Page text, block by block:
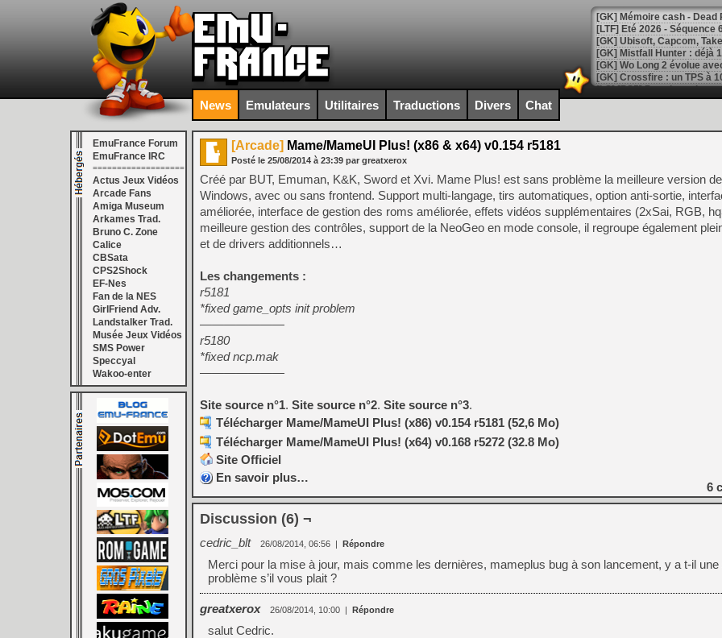
[LTF] Eté 2026 - Séquence
[GK] Mistfall Hunter : déjà
[GK] Wo Long 2 évolue
[GK] Crossfire : un TPS à
[LS] [PS5] Premiers
[Mo5] DOOM arrive en
[GK] Bethesda fête les 30
[GK] Roblox : l'action en
[GK] Agenda - GeForce
[LS] [PS5] ps5-y2jb-
[GK] Pourquoi Marvel
[GK] Test : Restory : Chill
[GK] GTA 6 : Rockstar
[GK] Hot Wheels Infinite
[GK] Mémoire cash -
[GK] Résultats Nintendo :
[GK] Déjà des
[Mo5] Brickboy cherche à
[GK] Minecraft et ses «
[GK] Beast of
[GK] Ubisoft : fin de partie
[GK] Mémoire cash -
[GK] Dan Houser (GTA)
[GK] Comment EA Sports
[GK] Crimson Moon : un
[GK] Isle of Reveries : le
[GK] Moonlighter 2 : The
[GK] Capcom relance
[GK] Guillermo del Toro
News Emulateurs Utilitaires Traductions Divers Chat
EmuFrance Forum
EmuFrance IRC
===================
Actus Jeux Vidéos
Arcade Fans
Amiga Museum
Arkames Trad.
Bruno C. Zone
Calice
CBSata
CPS2Shock
EF-Nes
Fan de la NES
GirlFriend Adv.
Landstalker Trad.
Musée Jeux Vidéos
SMS Power
Speccyal
Wakoo-enter
[Arcade] Mame/MameUI Plus! (x86 & x64) v0.154 r5181
Posté le 25/08/2014 à 23:39 par greatxerox
Créé par BUT, Emuman, K&K, Sword et Xvi. Mame Plus! est sans problème la meilleure version
Windows, avec ou sans frontend. Support multi-langage, tirs automatiques, option anti-sortie,
améliorée, interface de gestion des roms améliorée, effets vidéos supplémentaires (2xSai, RGB,
meilleure gestion des contrôles, support de la NeoGeo en mode console, il regroupe également
et de drivers additionnels…
Les changements :
r5181
*fixed game_opts init problem
———————
r5180
*fixed ncp.mak
———————
Site source n°1. Site source n°2. Site source n°3.
Télécharger Mame/MameUI Plus! (x86) v0.154 r5181 (52,6 Mo)
Télécharger Mame/MameUI Plus! (x64) v0.168 r5272 (32.8 Mo)
Site Officiel
En savoir plus…
6
Discussion (6) ¬
cedric_blt 26/08/2014, 06:56 | Répondre
Merci pour la mise à jour, mais comme les dernières, mameplus bug à son lancement, y a t-il
problème s’il vous plait ?
greatxerox 26/08/2014, 10:00 | Répondre
salut Cedric.